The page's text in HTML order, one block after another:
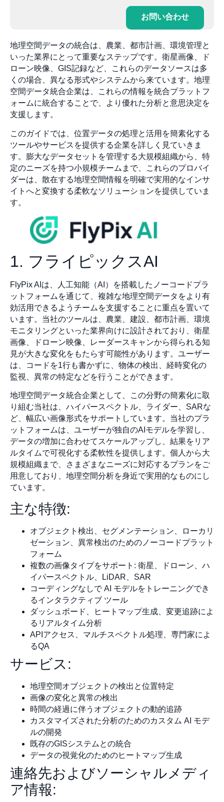
お問い合わせ
地理空間データの統合は、農業、都市計画、環境管理と
いった業界にとって重要なステップです。衛星画像、ド
ローン映像、GIS記録など、これらのデータソースは多
くの場合、異なる形式やシステムから来ています。地理
空間データ統合企業は、これらの情報を統合プラットフ
ォームに統合することで、より優れた分析と意思決定を
支援します。
このガイドでは、位置データの処理と活用を簡素化する
ツールやサービスを提供する企業を詳しく見ていきま
す。膨大なデータセットを管理する大規模組織から、特
定のニーズを持つ小規模チームまで、これらのプロバイ
ダーは、散在する地理空間情報を明確で実用的なインサ
イトへと変換する柔軟なソリューションを提供していま
す。
1. フライピックスAI
FlyPix AIは、人工知能（AI）を搭載したノーコードプラ
ットフォームを通じて、複雑な地理空間データをより有
効活用できるようチームを支援することに重点を置いて
います。当社のツールは、農業、建設、都市計画、環境
モニタリングといった業界向けに設計されており、衛星
画像、ドローン映像、レーダースキャンから得られる知
見が大きな変化をもたらす可能性があります。ユーザー
は、コードを1行も書かずに、物体の検出、経時変化の
監視、異常の特定などを行うことができます。
地理空間データ統合企業として、この分野の簡素化に取
り組む当社は、ハイパースペクトル、ライダー、SARな
ど、幅広い画像形式をサポートしています。当社のプラ
ットフォームは、ユーザーが独自のAIモデルを学習し、
データの増加に合わせてスケールアップし、結果をリア
ルタイムで可視化する柔軟性を提供します。個人から大
規模組織まで、さまざまなニーズに対応するプランをご
用意しており、地理空間分析を身近で実用的なものにし
ています。
主な特徴:
オブジェクト検出、セグメンテーション、ローカリ
ゼーション、異常検出のためのノーコードプラット
フォーム
複数の画像タイプをサポート: 衛星、ドローン、ハ
イパースペクトル、LiDAR、SAR
コーディングなしで AI モデルをトレーニングでき
るインタラクティブ ツール
ダッシュボード、ヒートマップ生成、変更追跡によ
るリアルタイム分析
APIアクセス、マルチスペクトル処理、専門家によ
るQA
サービス:
地理空間オブジェクトの検出と位置特定
画像の変化と異常の検出
時間の経過に伴うオブジェクトの動的追跡
カスタマイズされた分析のためのカスタム AI モデ
ルの開発
既存のGISシステムとの統合
データの視覚化のためのヒートマップ生成
連絡先およびソーシャルメディ
ア情報: